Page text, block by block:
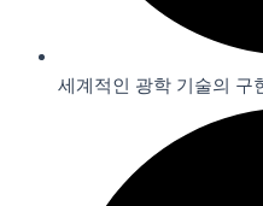
세계적인 광학 기술의 구